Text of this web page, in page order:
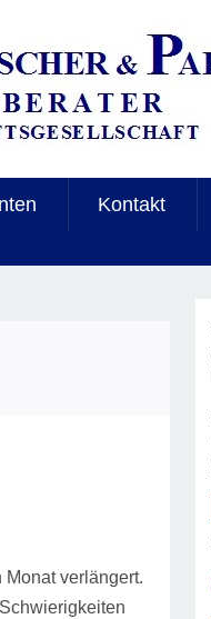
Kontakt
verlängert.